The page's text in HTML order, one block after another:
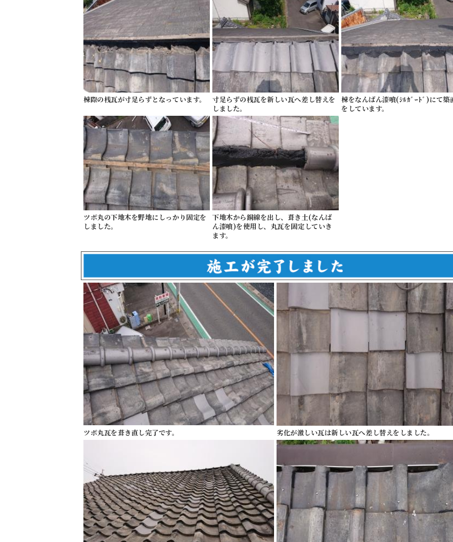
棟際の桟瓦が寸足らずとなっています。
寸足らずの桟瓦を新しい瓦へ差し替えを
しました。
棟をなんばん漆喰(ｼﾙｶﾞｰﾄﾞ)にて築
をしています。
ツボ丸の下地木を野地にしっかり固定を
しました。
下地木から銅線を出し、葺き土(なんば
ん漆喰)を使用し、丸瓦を固定していき
ます。
ツボ丸瓦を葺き直し完了です。 劣化が激しい瓦は新しい瓦へ差し替えをしました。